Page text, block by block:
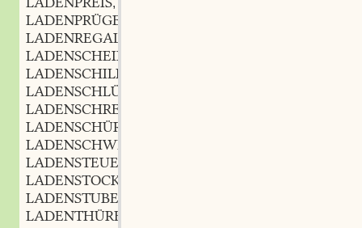
,
LADENPRÜGEL
LADENREGAL
LADENSCHEIDER
LADENSCHILD
LADENSCHLÜSSEL
LADENSCHREIBER
LADENSCHÜRZE
LADENSCHWENGEL
LADENSTEUER
LADENSTOCK
LADENSTUBE
LADENTHÜRE